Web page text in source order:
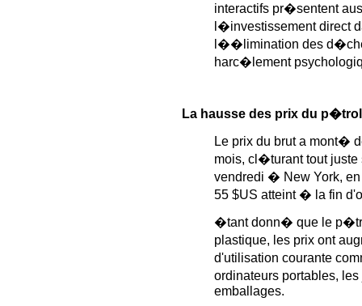
interactifs pr�sentent
l�investissement direct
l��limination des
harc�lement
La hausse des prix du
Le prix du brut a mont�
mois, cl�turant tout juste
vendredi � New York,
55 $US atteint � la fin
�tant donn� que le
plastique, les prix ont
d'utilisation courante
ordinateurs portables,
emballages.